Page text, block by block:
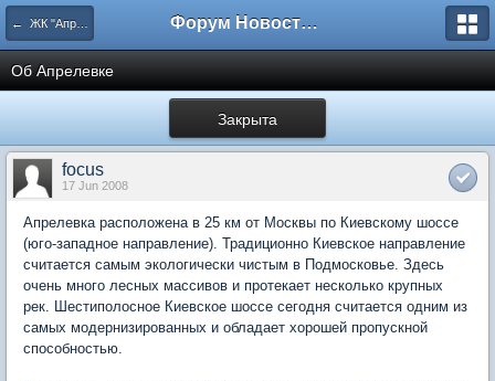
← ЖК "Апрелевский". Архив. Форум Новостройки
Об Апрелевке
Закрыта
focus
17 Jun 2008
Апрелевка расположена в 25 км от Москвы по Киевскому шоссе
(юго-западное направление). Традиционно Киевское направление
считается самым экологически чистым в Подмосковье. Здесь
очень много лесных массивов и протекает несколько крупных
рек. Шестиполосное Киевское шоссе сегодня считается одним из
самых модернизированных и обладает хорошей пропускной
способностью.